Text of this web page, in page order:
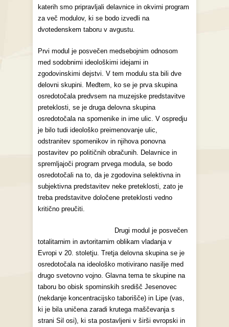
katerih smo pripravljali delavnice in okvirni program
za več modulov, ki se bodo izvedli na
dvotedenskem taboru v avgustu.
Prvi modul je posvečen medsebojnim odnosom
med sodobnimi ideološkimi idejami in
zgodovinskimi dejstvi. V tem modulu sta bili dve
delovni skupini. Medtem, ko se je prva skupina
osredotočala predvsem na muzejske predstavitve
preteklosti, se je druga delovna skupina
osredotočala na spomenike in ime ulic. V ospredju
je bilo tudi ideološko preimenovanje ulic,
odstranitev spomenikov in njihova ponovna
postavitev po političnih obračunih. Delavnice in
spremljajoči program prvega modula, se bodo
osredotočali na to, da je zgodovina selektivna in
subjektivna predstavitev neke preteklosti, zato je
treba predstavitve določene preteklosti vedno
kritično preučiti.
Drugi modul je posvečen
totalitarnim in avtoritarnim oblikam vladanja v
Evropi v 20. stoletju. Tretja delovna skupina se je
osredotočala na ideološko motivirano nasilje med
drugo svetovno vojno. Glavna tema te skupine na
taboru bo obisk spominskih središč Jesenovec
(nekdanje koncentracijsko taborišče) in Lipe (vas,
ki je bila uničena zaradi krutega maščevanja s
strani Sil osi), ki sta postavljeni v širši evropski in